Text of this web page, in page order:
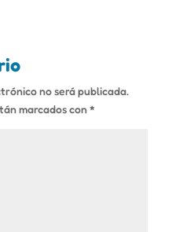
no será publicada.
marcados con*